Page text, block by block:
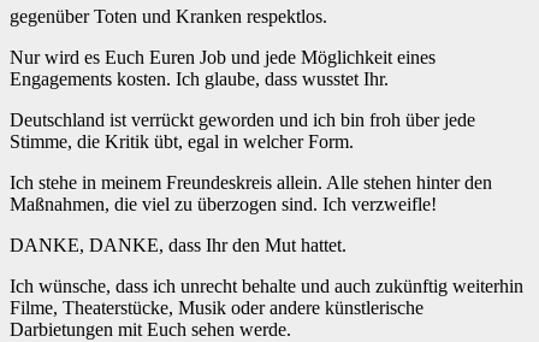
gegenüber Toten und Kranken respektlos.
Nur wird es Euch Euren Job und jede Möglichkeit eines
Engagements kosten. Ich glaube, dass wusstet Ihr.
Deutschland ist verrückt geworden und ich bin froh über jede
Stimme, die Kritik übt, egal in welcher Form.
Ich stehe in meinem Freundeskreis allein. Alle stehen hinter den
Maßnahmen, die viel zu überzogen sind. Ich verzweifle!
DANKE, DANKE, dass Ihr den Mut hattet.
Ich wünsche, dass ich unrecht behalte und auch zukünftig weiterhin
Filme, Theaterstücke, Musik oder andere künstlerische
Darbietungen mit Euch sehen werde.